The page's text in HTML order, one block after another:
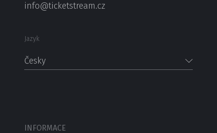
info@ticketstream.cz
Jazyk
Česky
INFORMACE